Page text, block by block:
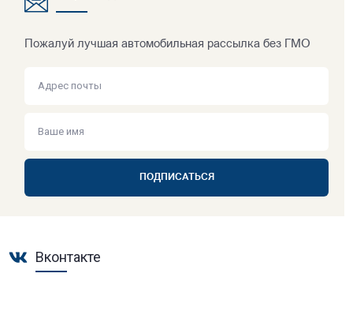
Пожалуй лучшая автомобильная рассылка без ГМО
ПОДПИСАТЬСЯ
Вконтакте